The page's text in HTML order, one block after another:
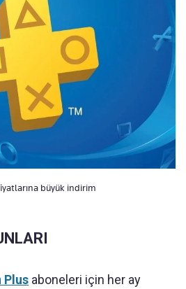
büyük indirim
Plus aboneleri için her ay